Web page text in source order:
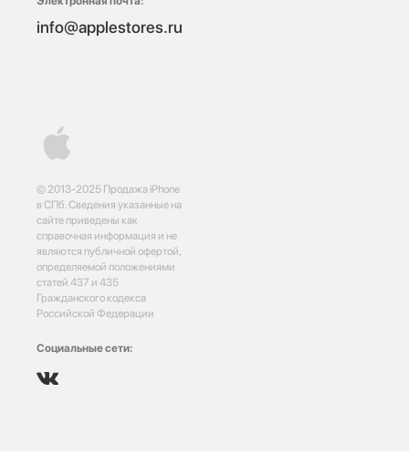
© 2013-2025 Продажа iPhone
в СПб. Сведения указанные на
сайте приведены как
справочная информация и не
являются публичной офертой,
определяемой положениями
статей 437 и 435
Гражданского кодекса
Российской Федерации
Социальные сети:
info@applestores.ru